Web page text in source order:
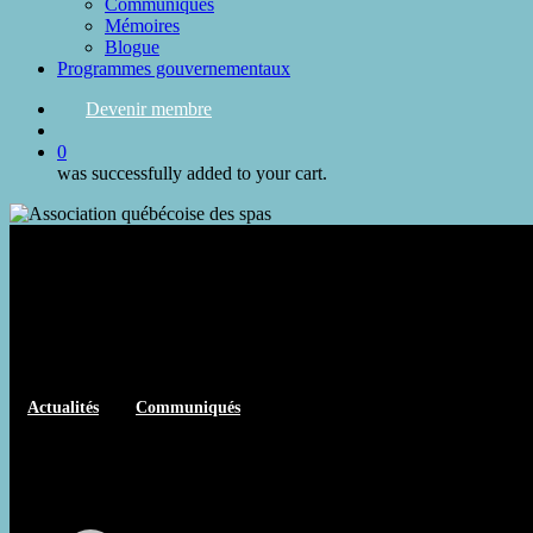
Communiqués
Mémoires
Blogue
Programmes gouvernementaux
Devenir membre
0
was successfully added to your cart.
Actualités Communiqués